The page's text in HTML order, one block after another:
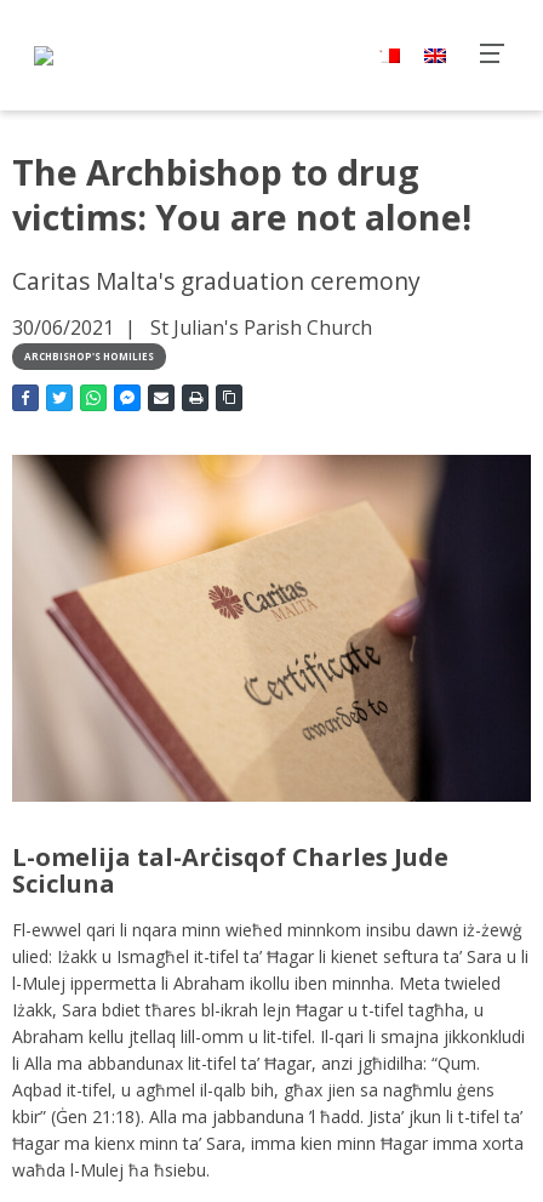
The Archbishop to drug
victims: You are not alone!
Caritas Malta's graduation ceremony
30/06/2021 St Julian's Parish Church
ARCHBISHOP'S HOMILIES
L-omelija tal-Arċisqof Charles Jude
Scicluna
Fl-ewwel qari li nqara minn wieħed minnkom insibu dawn iż-żewġ
ulied: Iżakk u Ismagħel it-tifel ta’ Ħagar li kienet seftura ta’ Sara u li
l-Mulej ippermetta li Abraham ikollu iben minnha. Meta twieled
Iżakk, Sara bdiet tħares bl-ikrah lejn Ħagar u t-tifel tagħha, u
Abraham kellu jtellaq lill-omm u lit-tifel. Il-qari li smajna jikkonkludi
li Alla ma abbandunax lit-tifel ta’ Ħagar, anzi jgħidilha: “Qum.
Aqbad it-tifel, u agħmel il-qalb bih, għax jien sa nagħmlu ġens
kbir” (Ġen 21:18). Alla ma jabbanduna ’l ħadd. Jista’ jkun li t-tifel ta’
Ħagar ma kienx minn ta’ Sara, imma kien minn Ħagar imma xorta
waħda l-Mulej ħa ħsiebu.